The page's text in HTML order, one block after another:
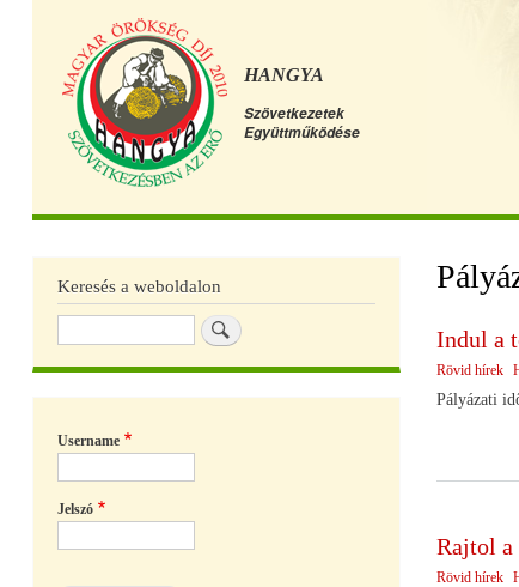
HANGYA
Szövetkezetek
Együttműködése
Főmenü
Indul a
Rövid hírek
Pályázati
Rajtol a
Rövid hírek
Keresés a weboldalon
Username
Jelszó